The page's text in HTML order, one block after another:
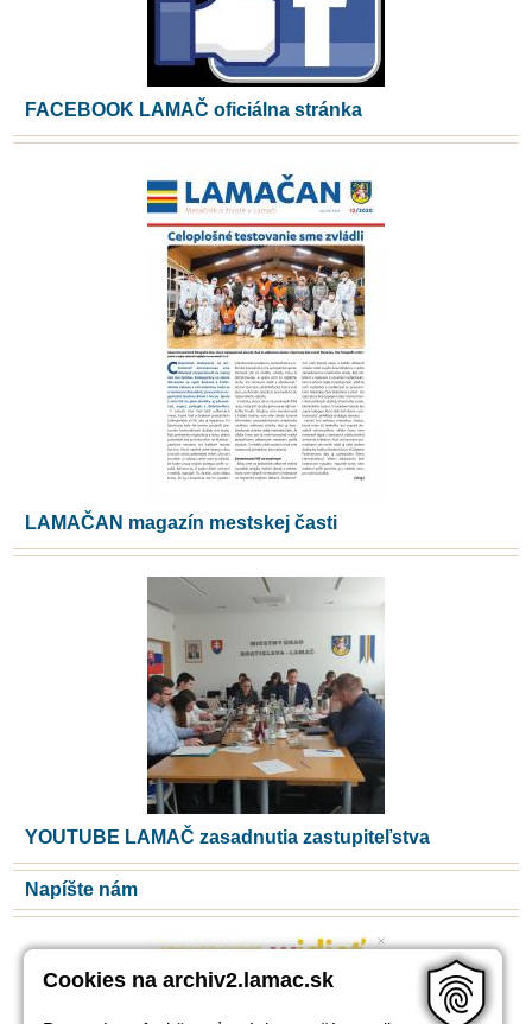
Cookies na archiv2.lamac.sk
FACEBOOK LAMAČ oficiálna stránka
LAMAČAN magazín mestskej časti
YOUTUBE LAMAČ zasadnutia zastupiteľstva
Napíšte nám